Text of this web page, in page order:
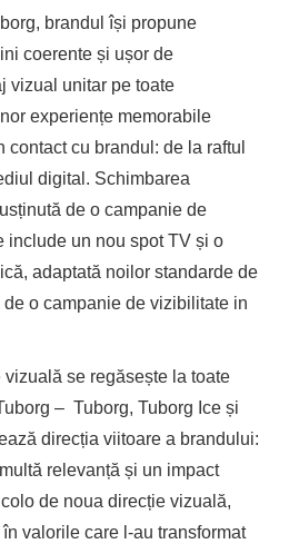
brandul își propune
coerente și ușor de
vizual unitar pe toate
experiențe memorabile
contact cu brandul: de la raftul
digital. Schimbarea
de o campanie de
include un nou spot TV și o
adaptată noilor standarde de
o campanie de vizibilitate in
se regăsește la toate
– Tuborg, Tuborg Ice și
direcția viitoare a brandului:
relevanță și un impact
de noua direcție vizuală,
valorile care l-au transformat